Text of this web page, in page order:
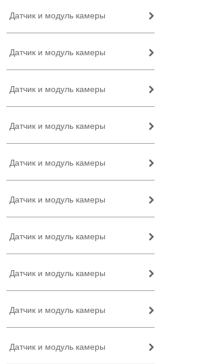
Датчик и модуль камеры
Датчик и модуль камеры
Датчик и модуль камеры
Датчик и модуль камеры
Датчик и модуль камеры
Датчик и модуль камеры
Датчик и модуль камеры
Датчик и модуль камеры
Датчик и модуль камеры
Датчик и модуль камеры